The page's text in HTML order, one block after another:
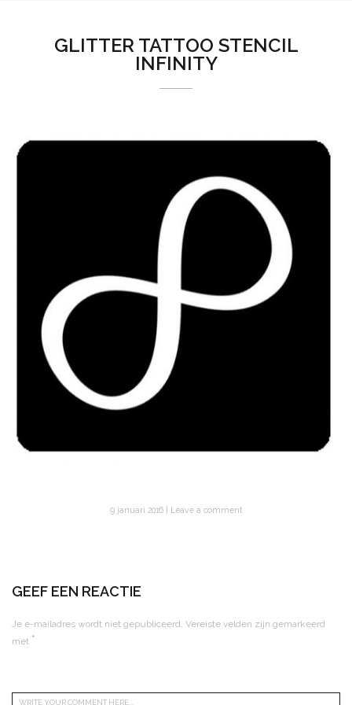
GLITTER TATTOO STENCIL
INFINITY
9 januari 2016 Leave a comment
GEEF EEN REACTIE
Je e-mailadres wordt niet gepubliceerd. Vereiste velden zijn gemarkeerd
met *